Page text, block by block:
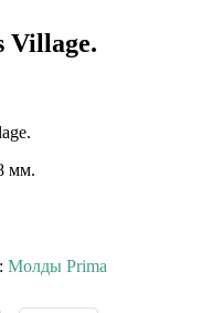
Village.
мм.
Молды Prima